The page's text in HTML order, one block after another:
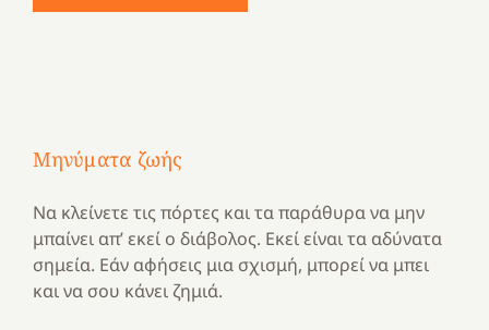
Μηνύματα ζωής
Να κλείνετε τις πόρτες και τα παράθυρα να μην
μπαίνει απ’ εκεί ο διάβολος. Εκεί είναι τα αδύνατα
σημεία. Εάν αφήσεις μια σχισμή, μπορεί να μπει
και να σου κάνει ζημιά.